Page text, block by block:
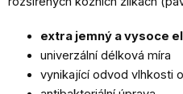
extra jemný a vysoce
univerzální délková míra
vynikající odvod vlhkosti